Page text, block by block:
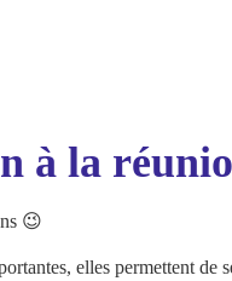
à la
😉
elles permettent de